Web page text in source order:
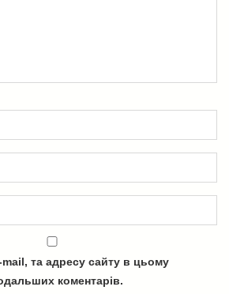
та адресу сайту в цьому
коментарів.